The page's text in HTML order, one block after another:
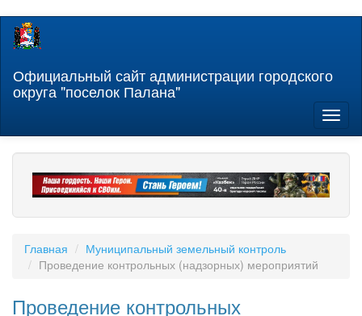
Перейти
содержанию
Официальный сайт администрации городского
округа "поселок Палана"
Главная
Муниципальный земельный контроль
Проведение контрольных (надзорных) мероприятий
Проведение контрольных